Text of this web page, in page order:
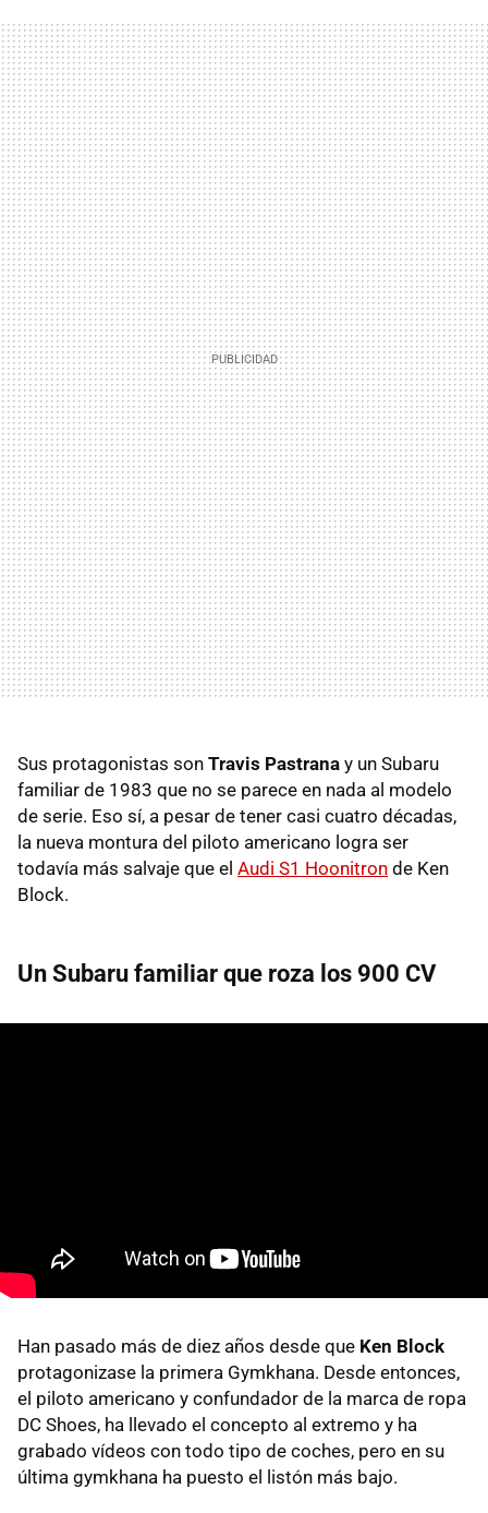
Sus protagonistas son Travis Pastrana y un Subaru
familiar de 1983 que no se parece en nada al modelo
de serie. Eso sí, a pesar de tener casi cuatro décadas,
la nueva montura del piloto americano logra ser
todavía más salvaje que el Audi S1 Hoonitron de Ken
Block.
Un Subaru familiar que roza los 900 CV
Han pasado más de diez años desde que Ken Block
protagonizase la primera Gymkhana. Desde entonces,
el piloto americano y confundador de la marca de ropa
DC Shoes, ha llevado el concepto al extremo y ha
grabado vídeos con todo tipo de coches, pero en su
última gymkhana ha puesto el listón más bajo.